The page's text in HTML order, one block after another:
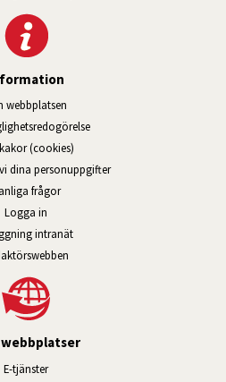
webbplatsen
(cookies)
dina personuppgifter
frågor
Logga in
intranätÖppnas i nytt fönster.
webbplatser
E-tjänsterLänk till annan webbplats, öppnas i